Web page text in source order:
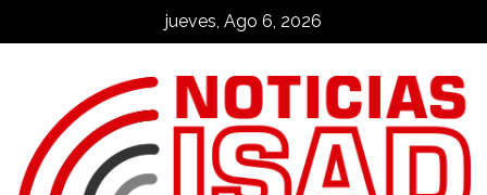
jueves, Ago 6, 2026